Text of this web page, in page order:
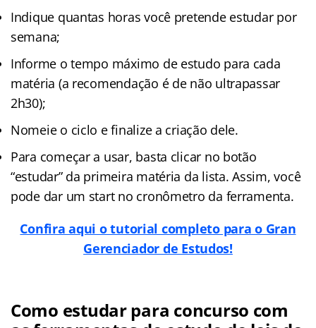
Indique quantas horas você pretende estudar por
semana;
Informe o tempo máximo de estudo para cada
matéria (a recomendação é de não ultrapassar
2h30);
Nomeie o ciclo e finalize a criação dele.
Para começar a usar, basta clicar no botão
“estudar” da primeira matéria da lista. Assim, você
pode dar um start no cronômetro da ferramenta.
Confira aqui o tutorial completo para o Gran
Gerenciador de Estudos!
Como estudar para concurso com